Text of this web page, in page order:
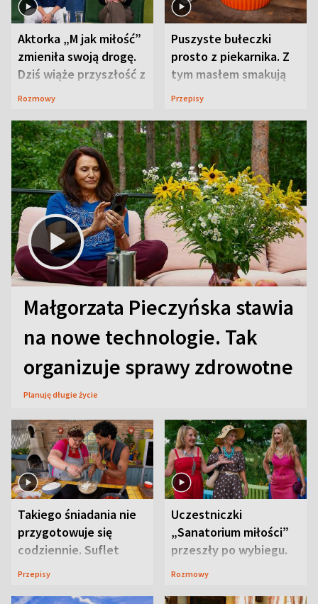
Aktorka „M jak miłość”
zmieniła swoją drogę.
Dziś wiąże przyszłość z
neurobiologią
Rozmowy
Puszyste bułeczki
prosto z piekarnika. Z
tym masłem smakują
jeszcze lepiej
Przepisy
Małgorzata Pieczyńska stawia
na nowe technologie. Tak
organizuje sprawy zdrowotne
Planuję długie życie
Takiego śniadania nie
przygotowuje się
codziennie. Suflet
serowy zachwyca
Przepisy
Uczestniczki
„Sanatorium miłości”
przeszły po wybiegu.
Te stylizacje
Rozmowy